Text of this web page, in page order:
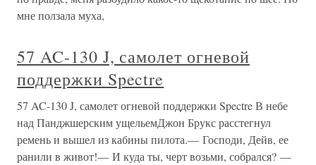
мне ползала муха,
57 AC-130 J, самолет огневой
поддержки Spectre
57 AC-130 J, самолет огневой поддержки Spectre В небе
над Панджшерским ущельемДжон Брукс расстегнул
ремень и вышел из кабины пилота.— Господи, Дейв, ее
ранили в живот!— И куда ты, черт возьми, собрался? —